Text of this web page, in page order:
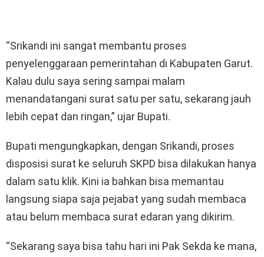
“Srikandi ini sangat membantu proses
penyelenggaraan pemerintahan di Kabupaten Garut.
Kalau dulu saya sering sampai malam
menandatangani surat satu per satu, sekarang jauh
lebih cepat dan ringan,” ujar Bupati.
Bupati mengungkapkan, dengan Srikandi, proses
disposisi surat ke seluruh SKPD bisa dilakukan hanya
dalam satu klik. Kini ia bahkan bisa memantau
langsung siapa saja pejabat yang sudah membaca
atau belum membaca surat edaran yang dikirim.
“Sekarang saya bisa tahu hari ini Pak Sekda ke mana,